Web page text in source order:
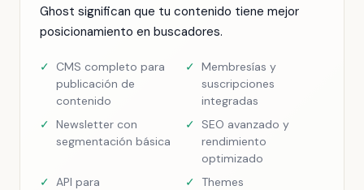
Ghost significan que tu contenido tiene mejor
posicionamiento en buscadores.
✓
CMS completo para
publicación de
contenido
✓ Membresías y
suscripciones
integradas
✓ Newsletter con
segmentación básica
✓
SEO avanzado y
rendimiento
optimizado
✓ API para
✓
Themes